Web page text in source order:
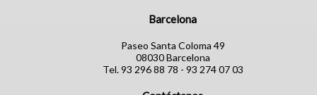
Barcelona
Paseo Santa Coloma 49
08030 Barcelona
Tel. 93 296 88 78 - 93 274 07 03